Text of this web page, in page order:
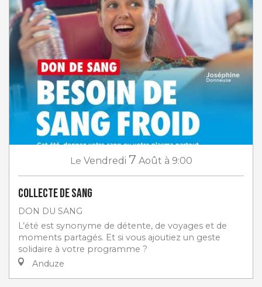
Le Vendredi 7 Août à 9:00
Collecte de sang
DON DU SANG
L’été est synonyme de détente, de voyages et de
moments partagés. Et si vous ajoutiez un geste
solidaire à votre programme ?
Anduze